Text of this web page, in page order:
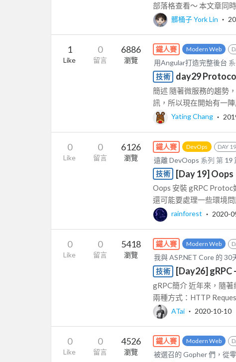
部落格查看～ 本文章同
髒桶子 York Lin ‧
1
Like
0
留言
6886
瀏覽
鐵人賽 Modern Web
用Angular打造完整後台
技術
day29
簡述 隨著微服務的趨勢
訊，所以現在開始有一
Yating Chang ‧
0
Like
0
留言
6126
瀏覽
鐵人賽 DevOps DAY 19
遠離 DevOops 系列 第 19
技術
[Day 19]
Oops 安裝 gRPC Protoc
還可能要處理一些環境
rainforest ‧ 2020-
0
Like
0
留言
5418
瀏覽
鐵人賽 Modern Web
我與 ASP.NET Core 的 30
技術
[Day26] gRPC
gRPC簡介 近年來，隨
兩種方式：HTTP
ATai ‧ 2020-10-10
0
Like
0
留言
4526
瀏覽
鐵人賽 Modern Web
被選召的 Gopher 們，從